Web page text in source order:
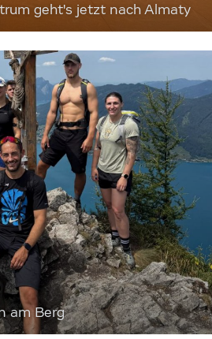
geht's jetzt nach Almaty
am Berg